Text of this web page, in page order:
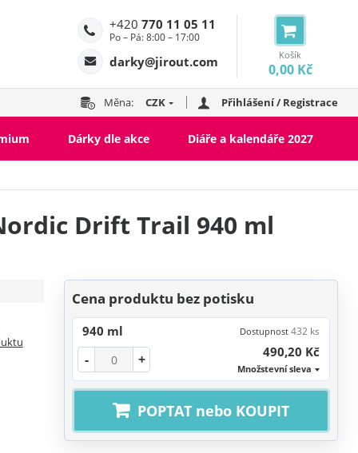
Košík
0,00 Kč
+420 770 11 05 11
Po – Pá: 8:00 – 17:00
darky@jirout.com
Měna: CZK Přihlášení / Registrace
Dárky dle akce Diáře a kalendáře 2027
Drift Trail 940 ml
Cena produktu bez potisku
940 ml Dostupnost 432 ks
- + 490,20 Kč
Množstevní sleva
POPTAT nebo KOUPIT